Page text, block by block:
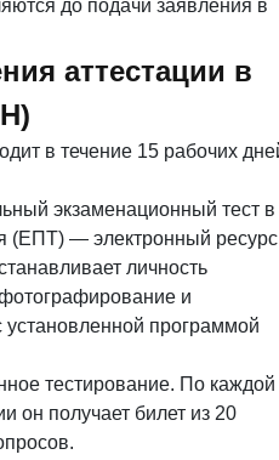
до подачи заявления в
аттестации в
в течение 15 рабочих
экзаменационный тест в
(ЕПТ) — электронный ресурс
личность
и
программой
тестирование. По каждой
он получает билет из 20